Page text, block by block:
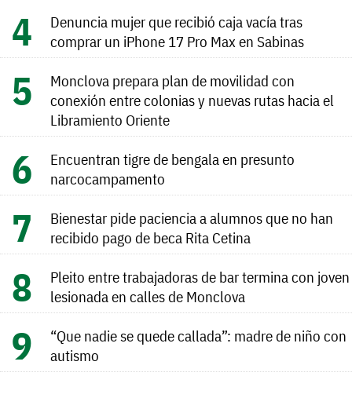
Denuncia mujer que recibió caja vacía tras
comprar un iPhone 17 Pro Max en Sabinas
Monclova prepara plan de movilidad con
conexión entre colonias y nuevas rutas hacia el
Libramiento Oriente
Encuentran tigre de bengala en presunto
narcocampamento
Bienestar pide paciencia a alumnos que no han
recibido pago de beca Rita Cetina
Pleito entre trabajadoras de bar termina con joven
lesionada en calles de Monclova
“Que nadie se quede callada”: madre de niño con
autismo